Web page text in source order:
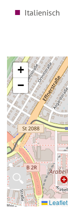
Italienisch
🔍
+
−
Leaflet